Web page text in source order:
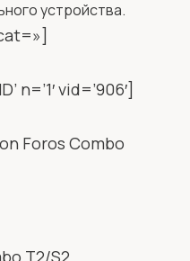
устройства.
n=’1′ vid=’906′]
Foros Combo